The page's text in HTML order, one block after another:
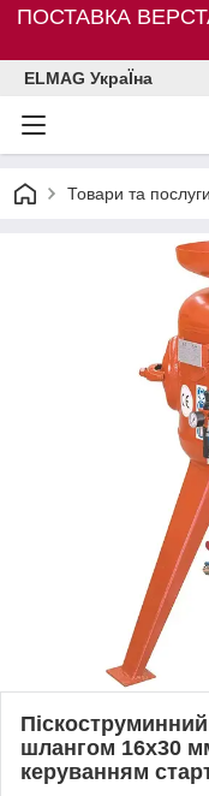
ПОСТАВКА
ELMAG УкраЇна
Товари та послуги
шлангом 16х30
керуванням